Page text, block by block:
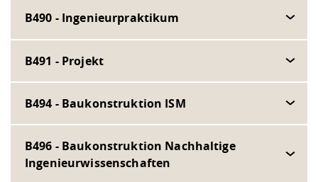
B490 - Ingenieurpraktikum
B491 - Projekt
B494 - Baukonstruktion ISM
B496 - Baukonstruktion Nachhaltige
Ingenieurwissenschaften